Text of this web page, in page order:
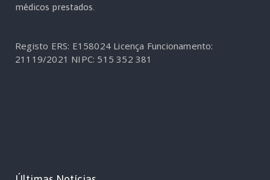
médicos prestados.
Registo ERS: E158024 Licença Funcionamento:
21119/2021 NIPC: 515 352 381